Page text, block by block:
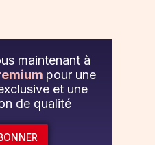
maintenant à
pour une
et une
de qualité